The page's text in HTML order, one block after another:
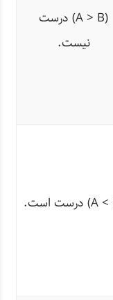
(A > B) درست
نیست.